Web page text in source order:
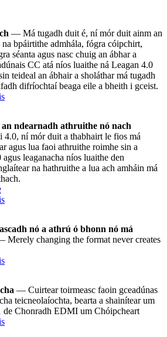
— Má tugadh duit é, ní mór duit ainm an
na bpáirtithe admhála, fógra cóipchirt,
séanta agus nasc chuig an ábhar a
CC atá níos luaithe ná Leagan 4.0
teideal an ábhair a sholáthar má tugadh
difríochtaí beaga eile a bheith i gceist.
ndearnadh athruithe nó nach
ní mór duit a thabhairt le fios má
agus lua faoi athruithe roimhe sin a
leaganacha níos luaithe den
na hathruithe a lua ach amháin má
nó a athrú ó bhonn nó má
Merely changing the format never creates
— Cuirtear toirmeasc faoin gceadúnas
teicneolaíochta, bearta a shainítear um
de Chonradh EDMI um Chóipcheart